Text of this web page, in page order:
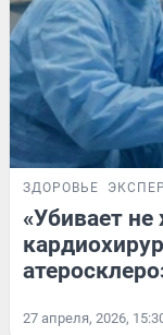
ЗДОРОВЬЕ
«Убивает не
27 апреля, 2026,